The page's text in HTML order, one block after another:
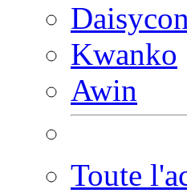
Daisycon
Kwanko
Awin
Toute